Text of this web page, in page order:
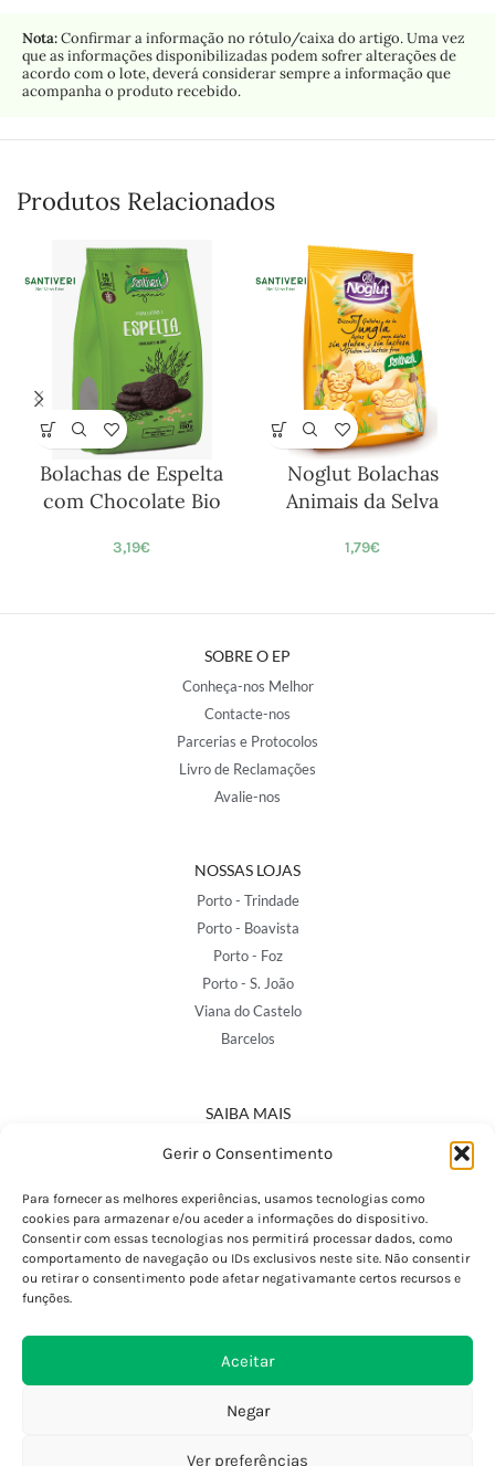
Gerir o Consentimento
Para fornecer as melhores experiências, usamos tecnologias como
cookies para armazenar e/ou aceder a informações do dispositivo.
Consentir com essas tecnologias nos permitirá processar dados, como
comportamento de navegação ou IDs exclusivos neste site. Não consentir
ou retirar o consentimento pode afetar negativamante certos recursos e
funções.
Aceitar
Negar
Ver preferências
Nota:Confirmar a informação no rótulo/caixa do artigo. Uma vez
que as informações disponibilizadas podem sofrer alterações de
acordo com o lote, deverá considerar sempre a informação que
acompanha o produto recebido.
Produtos Relacionados
Bolachas de Espelta
com Chocolate Bio
3,19€
Noglut Bolachas
Animais da Selva
1,79€
SOBRE O EP
Conheça-nos Melhor
Contacte-nos
Parcerias e Protocolos
Livro de Reclamações
Avalie-nos
NOSSAS LOJAS
Porto - Trindade
Porto - Boavista
Porto - Foz
Porto - S. João
Viana do Castelo
Barcelos
SAIBA MAIS
Política de Privacidade
Termos e Condições
Perguntas Frequentes
Custos de Envio
Encomendas Internacionais
Devoluções e Trocas